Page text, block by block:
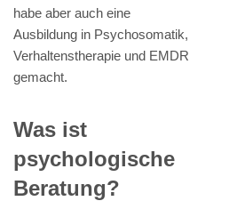
habe aber auch eine
Ausbildung in Psychosomatik,
Verhaltenstherapie und EMDR
gemacht.
Was ist
psychologische
Beratung?